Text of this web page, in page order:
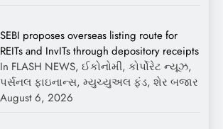
SEBI proposes overseas listing route for
REITs and InvITs through depository receipts
In FLASH NEWS, ઈકોનોમી, કોર્પોરેટ ન્યૂઝ,
પર્સનલ ફાઇનાન્સ, મ્યુચ્યુઅલ ફંડ, શેર બજાર
August 6, 2026